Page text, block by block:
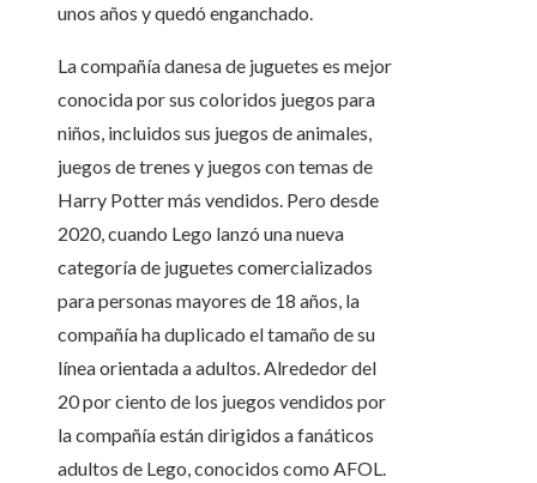
unos años y quedó enganchado.
La compañía danesa de juguetes es mejor
conocida por sus coloridos juegos para
niños, incluidos sus juegos de animales,
juegos de trenes y juegos con temas de
Harry Potter más vendidos. Pero desde
2020, cuando Lego lanzó una nueva
categoría de juguetes comercializados
para personas mayores de 18 años, la
compañía ha duplicado el tamaño de su
línea orientada a adultos. Alrededor del
20 por ciento de los juegos vendidos por
la compañía están dirigidos a fanáticos
adultos de Lego, conocidos como AFOL.